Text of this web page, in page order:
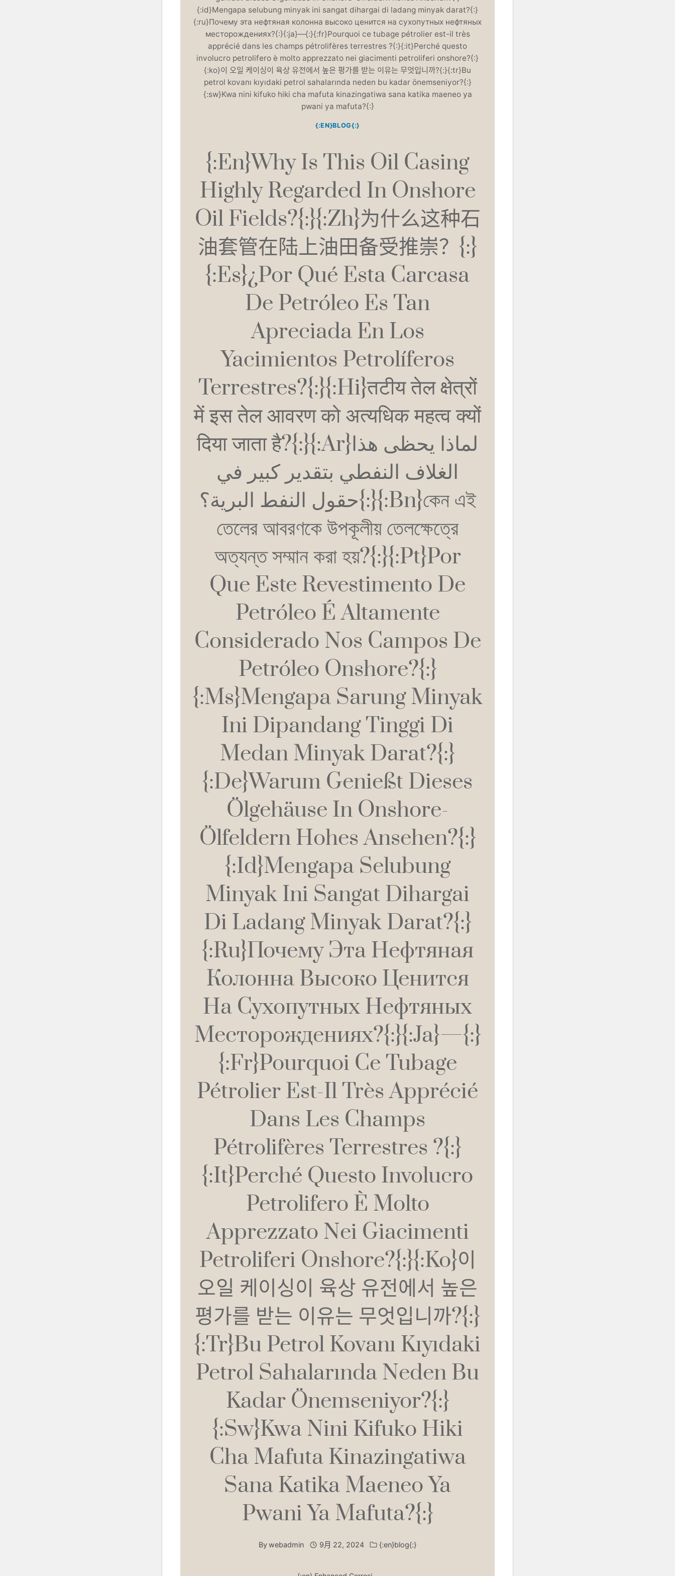
{:id}Mengapa selubung minyak ini sangat dihargai di ladang minyak darat?{:}
{:ru}Почему эта нефтяная колонна высоко ценится на сухопутных нефтяных
месторождениях?{:}{:ja}—{:}{:fr}Pourquoi ce tubage pétrolier est-il très
apprécié dans les champs pétrolifères terrestres ?{:}{:it}Perché questo
involucro petrolifero è molto apprezzato nei giacimenti petroliferi onshore?{:}
{:ko}이 오일 케이싱이 육상 유전에서 높은 평가를 받는 이유는 무엇입니까?{:}{:tr}Bu
petrol kovanı kıyıdaki petrol sahalarında neden bu kadar önemseniyor?{:}
{:sw}Kwa nini kifuko hiki cha mafuta kinazingatiwa sana katika maeneo ya
pwani ya mafuta?{:}
{:EN}BLOG{:}
{:en}Why Is This Oil Casing
Highly Regarded In Onshore
Oil Fields?{:}{:zh}为什么这种石
油套管在陆上油田备受推崇？{:}
{:es}¿Por Qué Esta Carcasa
De Petróleo Es Tan
Apreciada En Los
Yacimientos Petrolíferos
Terrestres?{:}{:hi}तटीय तेल क्षेत्रों
में इस तेल आवरण को अत्यधिक महत्व क्यों
दिया जाता है?{:}{:ar}لماذا يحظى هذا
الغلاف النفطي بتقدير كبير في
حقول النفط البرية؟{:}{:bn}কেন এই
তেলের আবরণকে উপকূলীয় তেলক্ষেত্রে
অত্যন্ত সম্মান করা হয়?{:}{:pt}Por
Que Este Revestimento De
Petróleo É Altamente
Considerado Nos Campos De
Petróleo Onshore?{:}
{:ms}Mengapa Sarung Minyak
Ini Dipandang Tinggi Di
Medan Minyak Darat?{:}
{:de}Warum Genießt Dieses
Ölgehäuse In Onshore-
Ölfeldern Hohes Ansehen?{:}
{:id}Mengapa Selubung
Minyak Ini Sangat Dihargai
Di Ladang Minyak Darat?{:}
{:ru}Почему Эта Нефтяная
Колонна Высоко Ценится
На Сухопутных Нефтяных
Месторождениях?{:}{:ja}—{:}
{:fr}Pourquoi Ce Tubage
Pétrolier Est-Il Très Apprécié
Dans Les Champs
Pétrolifères Terrestres ?{:}
{:it}Perché Questo Involucro
Petrolifero È Molto
Apprezzato Nei Giacimenti
Petroliferi Onshore?{:}{:ko}이
오일 케이싱이 육상 유전에서 높은
평가를 받는 이유는 무엇입니까?{:}
{:tr}Bu Petrol Kovanı Kıyıdaki
Petrol Sahalarında Neden Bu
Kadar Önemseniyor?{:}
{:sw}Kwa Nini Kifuko Hiki
Cha Mafuta Kinazingatiwa
Sana Katika Maeneo Ya
Pwani Ya Mafuta?{:}
Bywebadmin 9月 22, 2024 {:en}blog{:}